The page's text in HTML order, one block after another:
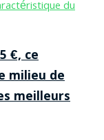
€, ce
milieu de
meilleurs